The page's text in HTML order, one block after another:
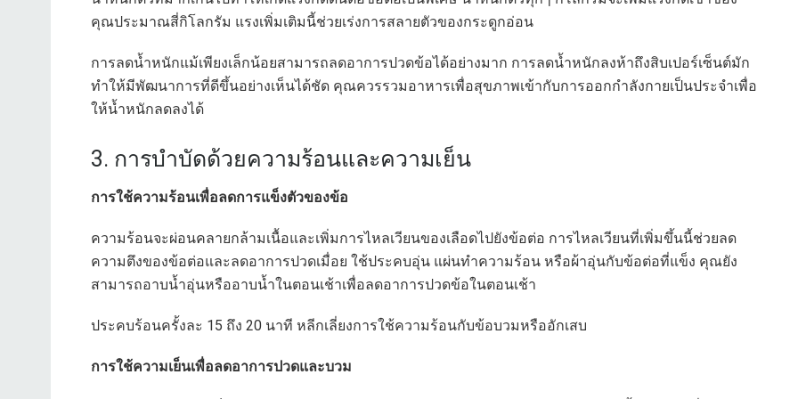
คุณประมาณสี่กิโลกรัม แรงเพิ่มเติมนี้ช่วยเร่งการสลายตัวของกระดูกอ่อน
การลดน้ำหนักแม้เพียงเล็กน้อยสามารถลดอาการปวดข้อได้อย่างมาก การลดน้ำหนักลงห้าถึงสิบเปอร์เซ็นต์มัก
ทำให้มีพัฒนาการที่ดีขึ้นอย่างเห็นได้ชัด คุณควรรวมอาหารเพื่อสุขภาพเข้ากับการออกกำลังกายเป็นประจำเพื่อ
ให้น้ำหนักลดลงได้
3. การบำบัดด้วยความร้อนและความเย็น
การใช้ความร้อนเพื่อลดการแข็งตัวของข้อ
ความร้อนจะผ่อนคลายกล้ามเนื้อและเพิ่มการไหลเวียนของเลือดไปยังข้อต่อ การไหลเวียนที่เพิ่มขึ้นนี้ช่วยลด
ความตึงของข้อต่อและลดอาการปวดเมื่อย ใช้ประคบอุ่น แผ่นทำความร้อน หรือผ้าอุ่นกับข้อต่อที่แข็ง คุณยัง
สามารถอาบน้ำอุ่นหรืออาบน้ำในตอนเช้าเพื่อลดอาการปวดข้อในตอนเช้า
ประคบร้อนครั้งละ 15 ถึง 20 นาที หลีกเลี่ยงการใช้ความร้อนกับข้อบวมหรืออักเสบ
การใช้ความเย็นเพื่อลดอาการปวดและบวม